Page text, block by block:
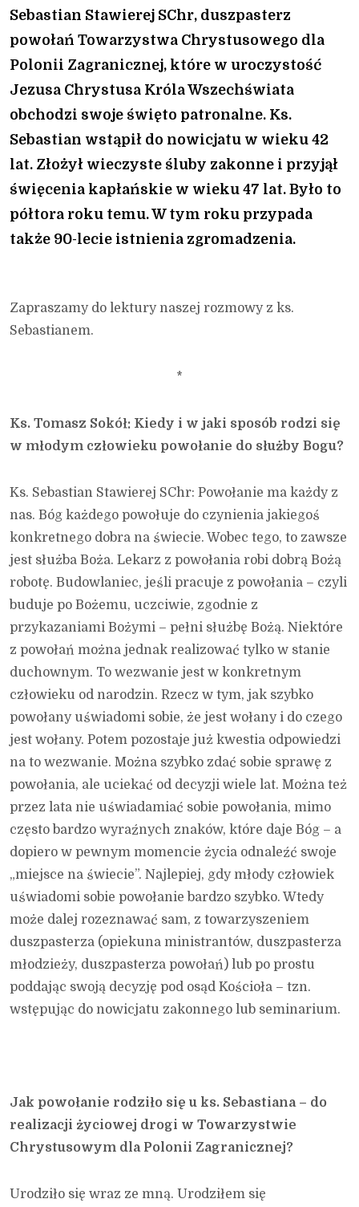
Sebastian Stawierej SChr, duszpasterz
powołań Towarzystwa Chrystusowego dla
Polonii Zagranicznej, które w uroczystość
Jezusa Chrystusa Króla Wszechświata
obchodzi swoje święto patronalne. Ks.
Sebastian wstąpił do nowicjatu w wieku 42
lat. Złożył wieczyste śluby zakonne i przyjął
święcenia kapłańskie w wieku 47 lat. Było to
półtora roku temu. W tym roku przypada
także 90-lecie istnienia zgromadzenia.
Zapraszamy do lektury naszej rozmowy z ks.
Sebastianem.
*
Ks. Tomasz Sokół: Kiedy i w jaki sposób rodzi się
w młodym człowieku powołanie do służby Bogu?
Ks. Sebastian Stawierej SChr: Powołanie ma każdy z
nas. Bóg każdego powołuje do czynienia jakiegoś
konkretnego dobra na świecie. Wobec tego, to zawsze
jest służba Boża. Lekarz z powołania robi dobrą Bożą
robotę. Budowlaniec, jeśli pracuje z powołania – czyli
buduje po Bożemu, uczciwie, zgodnie z
przykazaniami Bożymi – pełni służbę Bożą. Niektóre
z powołań można jednak realizować tylko w stanie
duchownym. To wezwanie jest w konkretnym
człowieku od narodzin. Rzecz w tym, jak szybko
powołany uświadomi sobie, że jest wołany i do czego
jest wołany. Potem pozostaje już kwestia odpowiedzi
na to wezwanie. Można szybko zdać sobie sprawę z
powołania, ale uciekać od decyzji wiele lat. Można też
przez lata nie uświadamiać sobie powołania, mimo
często bardzo wyraźnych znaków, które daje Bóg – a
dopiero w pewnym momencie życia odnaleźć swoje
„miejsce na świecie”. Najlepiej, gdy młody człowiek
uświadomi sobie powołanie bardzo szybko. Wtedy
może dalej rozeznawać sam, z towarzyszeniem
duszpasterza (opiekuna ministrantów, duszpasterza
młodzieży, duszpasterza powołań) lub po prostu
poddając swoją decyzję pod osąd Kościoła – tzn.
wstępując do nowicjatu zakonnego lub seminarium.
Jak powołanie rodziło się u ks. Sebastiana – do
realizacji życiowej drogi w Towarzystwie
Chrystusowym dla Polonii Zagranicznej?
Urodziło się wraz ze mną. Urodziłem się